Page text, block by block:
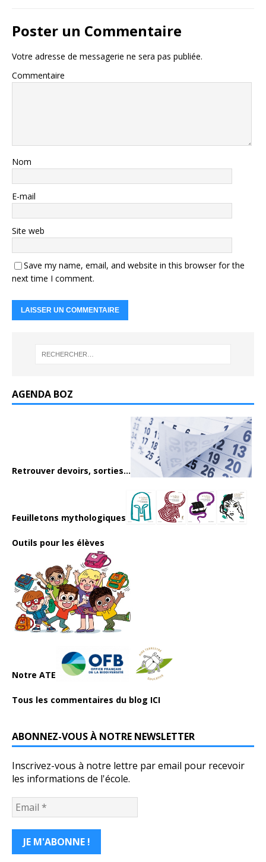
Poster un Commentaire
Votre adresse de messagerie ne sera pas publiée.
Commentaire
Nom
E-mail
Site web
Save my name, email, and website in this browser for the
next time I comment.
AGENDA BOZ
Retrouver devoirs, sorties...
Feuilletons mythologiques
Outils pour les élèves
Notre ATE
Tous les commentaires du blog ICI
ABONNEZ-VOUS À NOTRE NEWSLETTER
Inscrivez-vous à notre lettre par email pour recevoir
les informations de l'école.